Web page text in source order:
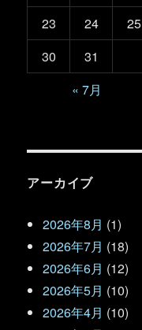
23
24 25
30
31
« 7月
アーカイブ
2026年8月 (1)
2026年7月 (18)
2026年6月 (12)
2026年5月 (10)
2026年4月 (10)